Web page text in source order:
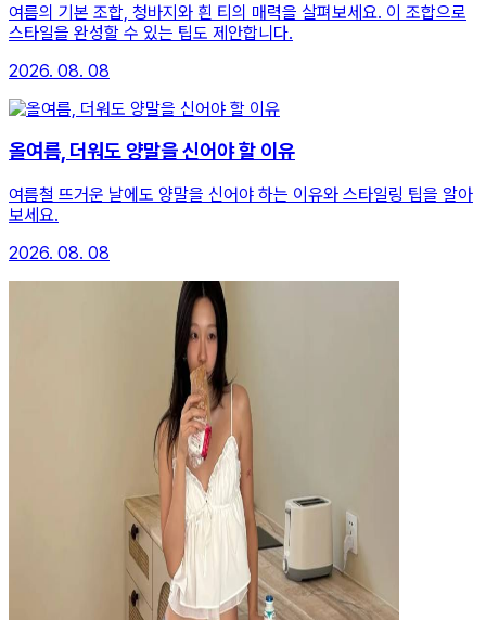
여름의 기본 조합, 청바지와 흰 티의 매력을 살펴보세요. 이 조합으로
스타일을 완성할 수 있는 팁도 제안합니다.
2026. 08. 08
올여름, 더워도 양말을 신어야 할 이유
여름철 뜨거운 날에도 양말을 신어야 하는 이유와 스타일링 팁을 알아
보세요.
2026. 08. 08